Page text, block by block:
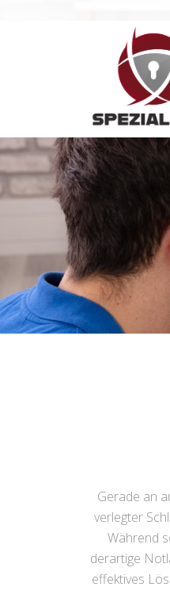
Gerade an
verlegter
Während
derartige
effektives